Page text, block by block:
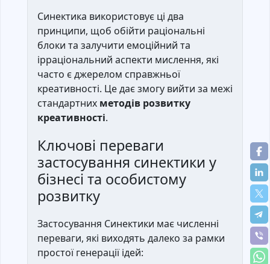
Синектика використовує ці два
принципи, щоб обійти раціональні
блоки та залучити емоційний та
ірраціональний аспекти мислення, які
часто є джерелом справжньої
креативності. Це дає змогу вийти за межі
стандартних методів розвитку
креативності.
Ключові переваги
застосування синектики у
бізнесі та особистому
розвитку
Застосування Синектики має численні
переваги, які виходять далеко за рамки
простої генерації ідей: